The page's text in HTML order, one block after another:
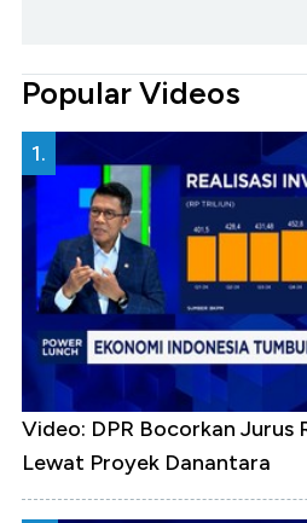
Popular Videos
1.
Video: DPR Bocorkan Jurus
Lewat Proyek Danantara